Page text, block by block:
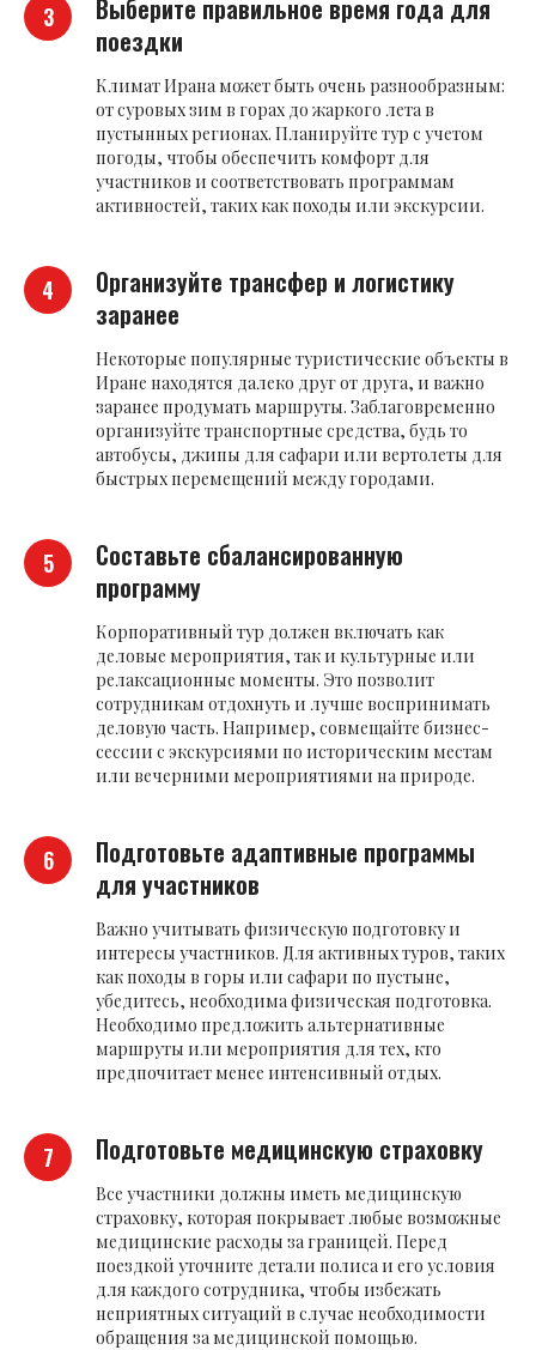
Выберите правильное время года для
поездки
Климат Ирана может быть очень разнообразным:
от суровых зим в горах до жаркого лета в
пустынных регионах. Планируйте тур с учетом
погоды, чтобы обеспечить комфорт для
участников и соответствовать программам
активностей, таких как походы или экскурсии.
Организуйте трансфер и логистику
заранее
Некоторые популярные туристические объекты в
Иране находятся далеко друг от друга, и важно
заранее продумать маршруты. Заблаговременно
организуйте транспортные средства, будь то
автобусы, джипы для сафари или вертолеты для
быстрых перемещений между городами.
Составьте сбалансированную
программу
Корпоративный тур должен включать как
деловые мероприятия, так и культурные или
релаксационные моменты. Это позволит
сотрудникам отдохнуть и лучше воспринимать
деловую часть. Например, совмещайте бизнес-
сессии с экскурсиями по историческим местам
или вечерними мероприятиями на природе.
Подготовьте адаптивные программы
для участников
Важно учитывать физическую подготовку и
интересы участников. Для активных туров, таких
как походы в горы или сафари по пустыне,
убедитесь, необходима физическая подготовка.
Необходимо предложить альтернативные
маршруты или мероприятия для тех, кто
предпочитает менее интенсивный отдых.
Подготовьте медицинскую страховку
Все участники должны иметь медицинскую
страховку, которая покрывает любые возможные
медицинские расходы за границей. Перед
поездкой уточните детали полиса и его условия
для каждого сотрудника, чтобы избежать
неприятных ситуаций в случае необходимости
обращения за медицинской помощью.